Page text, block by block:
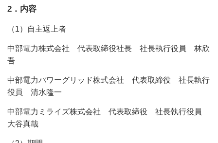
2．内容
（1）自主返上者
中部電力株式会社 代表取締役社長 社長執行役員 林欣
吾
中部電力パワーグリッド株式会社 代表取締役 社長執行
役員 清水隆一
中部電力ミライズ株式会社 代表取締役 社長執行役員
大谷真哉